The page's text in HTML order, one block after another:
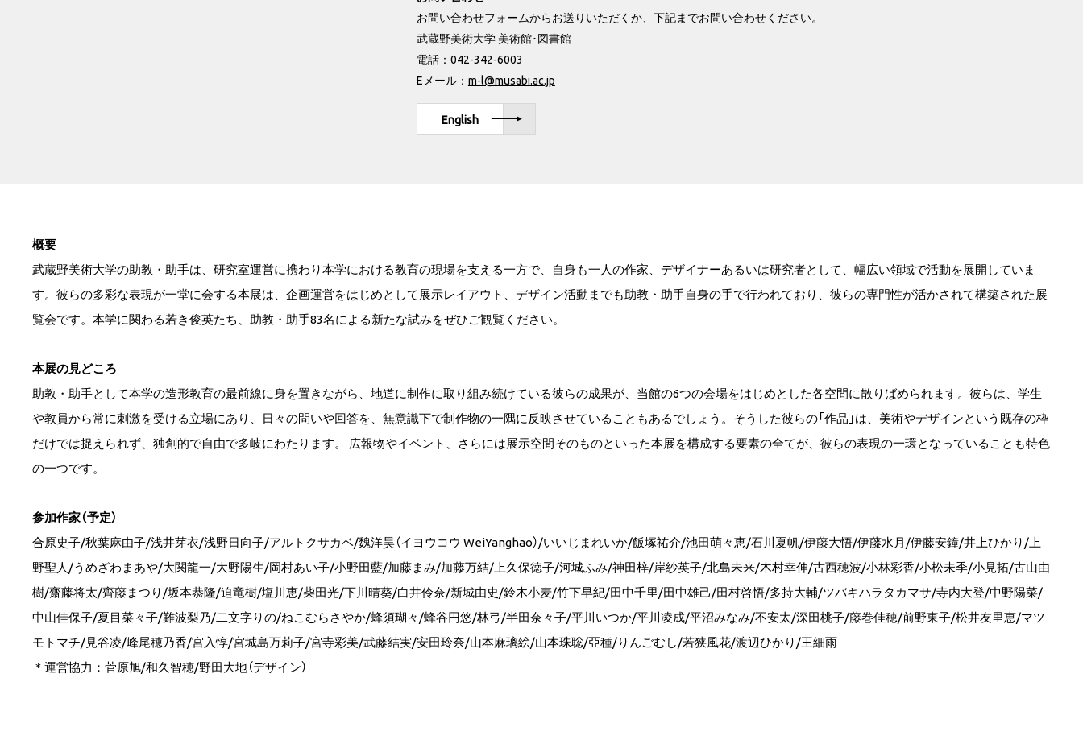
お問い合わせフォームからお送りいただくか、下記までお問い合わせください。
武蔵野美術大学 美術館･図書館
電話：042-342-6003
Eメール： m-l@musabi.ac.jp
English
概要
武蔵野美術大学の助教・助手は、研究室運営に携わり本学における教育の現場を支える一方で、自身も一人の作家、デザイナーあるいは研究者として、幅広い領域で活動を展開していま
す。彼らの多彩な表現が一堂に会する本展は、企画運営をはじめとして展示レイアウト、デザイン活動までも助教・助手自身の手で行われており、彼らの専門性が活かされて構築された展
覧会です。本学に関わる若き俊英たち、助教・助手83名による新たな試みをぜひご観覧ください。
本展の見どころ
助教・助手として本学の造形教育の最前線に身を置きながら、地道に制作に取り組み続けている彼らの成果が、当館の6つの会場をはじめとした各空間に散りばめられます。彼らは、学生
や教員から常に刺激を受ける立場にあり、日々の問いや回答を、無意識下で制作物の一隅に反映させていることもあるでしょう。そうした彼らの「作品」は、美術やデザインという既存の枠
だけでは捉えられず、独創的で自由で多岐にわたります。 広報物やイベント、さらには展示空間そのものといった本展を構成する要素の全てが、彼らの表現の一環となっていることも特色
の一つです。
参加作家（予定）
合原史子/秋葉麻由子/浅井芽衣/浅野日向子/アルトクサカベ/魏洋昊（イヨウコウ WeiYanghao）/いいじまれいか/飯塚祐介/池田萌々恵/石川夏帆/伊藤大悟/伊藤水月/伊藤安鐘/井上ひかり/上
野聖人/うめざわまあや/大関龍一/大野陽生/岡村あい子/小野田藍/加藤まみ/加藤万結/上久保徳子/河城ふみ/神田梓/岸紗英子/北島未来/木村幸伸/古西穂波/小林彩香/小松未季/小見拓/古山由
樹/齋藤将太/齊藤まつり/坂本恭隆/迫竜樹/塩川恵/柴田光/下川晴葵/白井伶奈/新城由史/鈴木小麦/竹下早紀/田中千里/田中雄己/田村啓悟/多持大輔/ツバキハラタカマサ/寺内大登/中野陽菜/
中山佳保子/夏目菜々子/難波梨乃/二文字りの/ねこむらさやか/蜂須瑚々/蜂谷円悠/林弓/半田奈々子/平川いつか/平川凌成/平沼みなみ/不安太/深田桃子/藤巻佳穂/前野東子/松井友里恵/マツ
モトマチ/見谷凌/峰尾穂乃香/宮入惇/宮城島万莉子/宮寺彩美/武藤結実/安田玲奈/山本麻璃絵/山本珠聡/亞種/りんごむし/若狭風花/渡辺ひかり/王細雨
＊運営協力：菅原旭/和久智穂/野田大地（デザイン）